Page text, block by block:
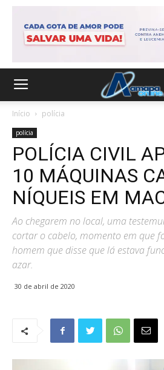
Início polícia
polícia
POLÍCIA CIVIL
10 MÁQUINAS
NÍQUEIS EM
Ao chegarem no local, uma
cortar o cabelo, momento em que
homem que disse que lá estava
azar.
30 de abril de 2020